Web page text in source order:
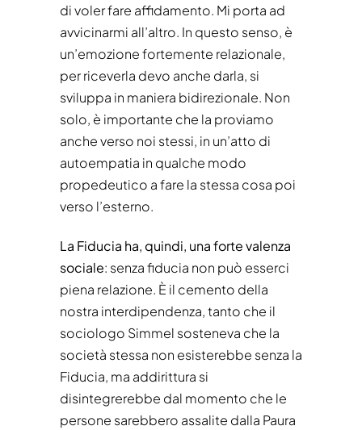
di voler fare affidamento. Mi porta ad
avvicinarmi all’altro. In questo senso, è
un’emozione fortemente relazionale,
per riceverla devo anche darla, si
sviluppa in maniera bidirezionale. Non
solo, è importante che la proviamo
anche verso noi stessi, in un’atto di
autoempatia in qualche modo
propedeutico a fare la stessa cosa poi
verso l’esterno.
La Fiducia ha, quindi, una forte valenza
sociale: senza fiducia non può esserci
piena relazione. È il cemento della
nostra interdipendenza, tanto che il
sociologo Simmel sosteneva che la
società stessa non esisterebbe senza la
Fiducia, ma addirittura si
disintegrerebbe dal momento che le
persone sarebbero assalite dalla Paura